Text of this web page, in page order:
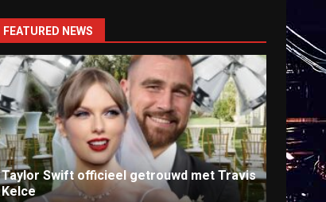
FEATURED NEWS
Ray J klaagt Kim Kardashian aan om
sekstape
Anti-